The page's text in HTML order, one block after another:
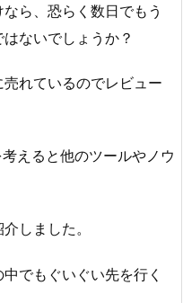
ら、恐らく数日でもう
ないでしょうか？
れているのでレビュー
えると他のツールやノウ
しました。
でもぐいぐい先を行く